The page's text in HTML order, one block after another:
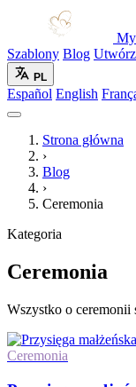
Szablony Blog
PL
Español English
Strona główna
›
Blog
›
Ceremonia
Kategoria
Ceremonia
Wszystko o ceremonii
Ceremonia